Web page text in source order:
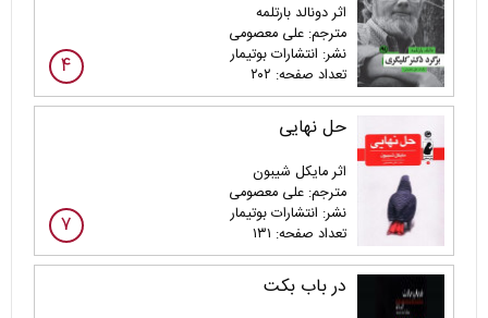
اثر دونالد بارتلمه
مترجم: علی معصومی
نشر: انتشارات بوتیمار
تعداد صفحه: ۲۰۲
۴
حل نهایی
اثر مایکل شیبون
مترجم: علی معصومی
نشر: انتشارات بوتیمار
تعداد صفحه: ۱۳۱
۷
در باب بکت